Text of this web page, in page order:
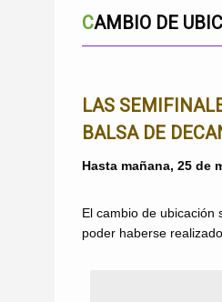
CAMBIO DE
LAS
BALSA DE
Hasta mañana, 25 de
El cambio de ubicación
poder haberse